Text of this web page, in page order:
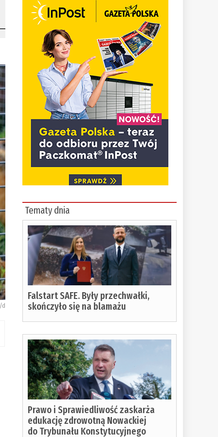
d
Tematy dnia
Falstart SAFE. Były przechwałki,
skończyło się na blamażu
Prawo i Sprawiedliwość zaskarża
edukację zdrowotną Nowackiej
do Trybunału Konstytucyjnego